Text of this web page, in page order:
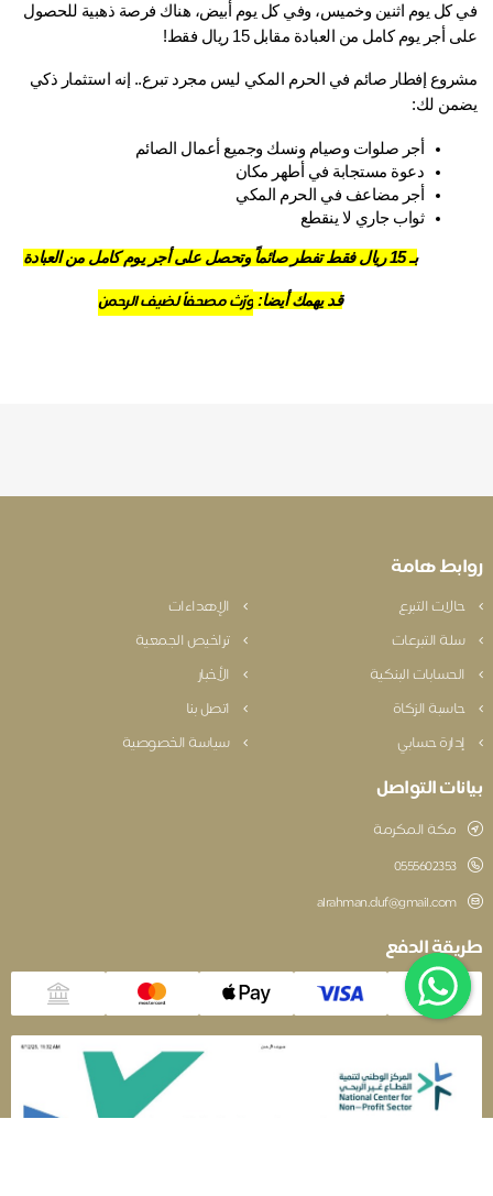
على أجر يوم كامل من العبادة مقابل 15 ريال فقط!
يضمن لك:
أجر صلوات وصيام ونسك وجميع أعمال الصائم
دعوة مستجابة في أطهر مكان
أجر مضاعف في الحرم المكي
ثواب جاري لا ينقطع
بـ 15 ريال فقط تفطر صائماً وتحصل على أجر يوم كامل من العبادة
قد يهمك أيضا: ورّث مصحفاً لضيف الرحمن
روابط هامة
حالات التبرع
الإهداءات
سلة التبرعات
تراخيص الجمعية
الحسابات البنكية
الأخبار
حاسبة الزكاة
اتصل بنا
إدارة حسابي
سياسة الخصوصية
بيانات التواصل
مكة المكرمة
‎0555602353
alrahman.duf@gmail.com
طريقة الدفع